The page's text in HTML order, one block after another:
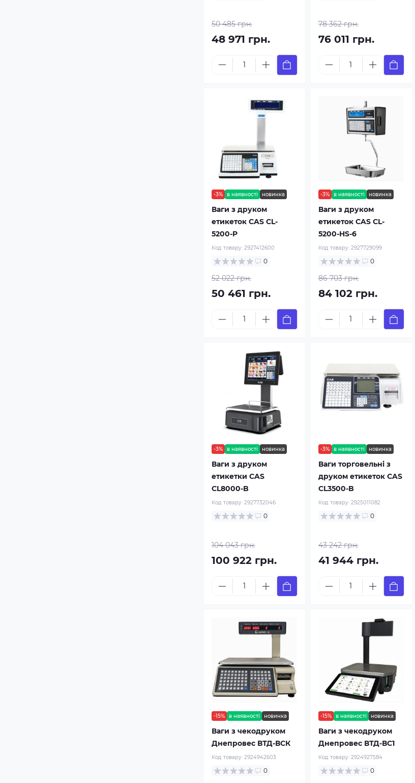
50 485 грн.
48 971 грн.
78 362 грн.
76 011 грн.
-3% в наявності новинка
Ваги з друком
етикеток CAS CL-
5200-P
Код товару: 2927412600
0
52 022 грн.
50 461 грн.
-3% в наявності новинка
Ваги з друком
етикеток CAS CL-
5200-HS-6
Код товару: 2927729099
0
86 703 грн.
84 102 грн.
-3% в наявності новинка
Ваги з друком
етикетки CAS
CL8000-B
Код товару: 2927732046
0
104 043 грн.
100 922 грн.
-3% в наявності новинка
Ваги торговельні з
друком етикеток CAS
CL3500-B
Код товару: 2925011082
0
43 242 грн.
41 944 грн.
-15% в наявності новинка
Ваги з чекодруком
Днепровес ВТД-ВСК
Код товару: 2924942603
0
-15% в наявності новинка
Ваги з чекодруком
Днепровес ВТД-ВС1
Код товару: 2924927584
0